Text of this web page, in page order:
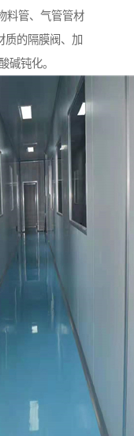
料管、气管管材
质的隔膜阀、加
碱钝化。